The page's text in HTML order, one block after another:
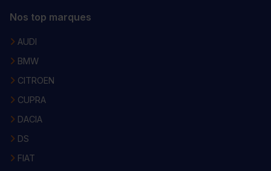
Nos top marques
AUDI
BMW
CITROEN
CUPRA
DACIA
DS
FIAT